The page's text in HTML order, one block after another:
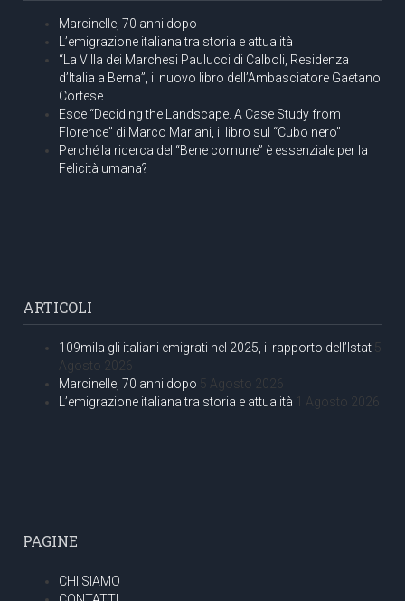
Marcinelle, 70 anni dopo
L’emigrazione italiana tra storia e attualità
“La Villa dei Marchesi Paulucci di Calboli, Residenza
d’Italia a Berna”, il nuovo libro dell’Ambasciatore Gaetano
Cortese
Esce “Deciding the Landscape. A Case Study from
Florence” di Marco Mariani, il libro sul “Cubo nero”
Perché la ricerca del “Bene comune” è essenziale per la
Felicità umana?
ARTICOLI
109mila gli italiani emigrati nel 2025, il rapporto dell’Istat 5
Agosto 2026
Marcinelle, 70 anni dopo 5 Agosto 2026
L’emigrazione italiana tra storia e attualità 1 Agosto 2026
PAGINE
CHI SIAMO